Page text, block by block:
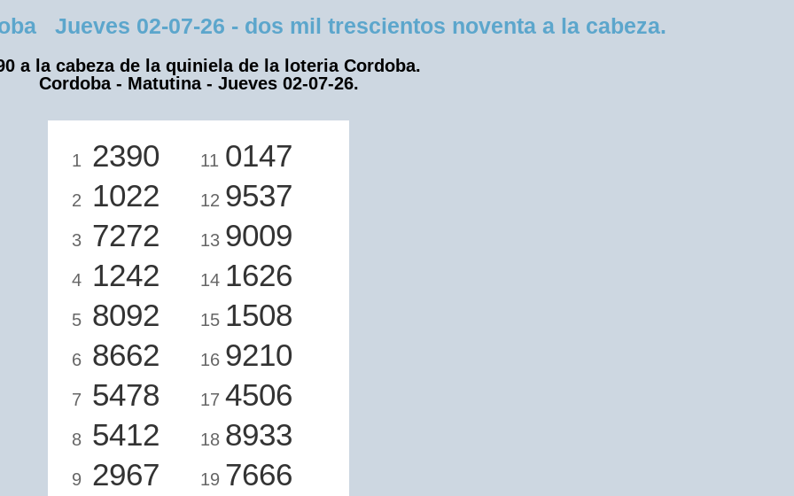
Jueves 02-07-26 - dos mil trescientos noventa a la cabeza.
a la cabeza de la quiniela de la loteria Cordoba.
Cordoba - Matutina - Jueves 02-07-26.
1 2390
2 1022
3 7272
4 1242
5 8092
6 8662
7 5478
8 5412
9 2967
11 0147
12 9537
13 9009
14 1626
15 1508
16 9210
17 4506
18 8933
19 7666